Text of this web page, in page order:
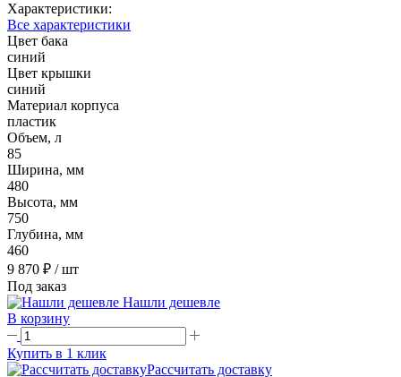
Характеристики:
Все характеристики
Цвет бака
синий
Цвет крышки
синий
Материал корпуса
пластик
Объем, л
85
Ширина, мм
480
Высота, мм
750
Глубина, мм
460
9 870 ₽ / шт
Под заказ
Нашли дешевле
В корзину
Купить в 1 клик
Рассчитать доставку